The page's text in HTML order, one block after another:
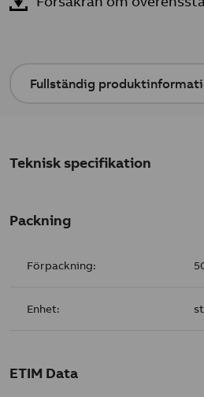
Fullständig
Teknisk specifikation
Packning
Förpackning:
Enhet: st
ETIM Data